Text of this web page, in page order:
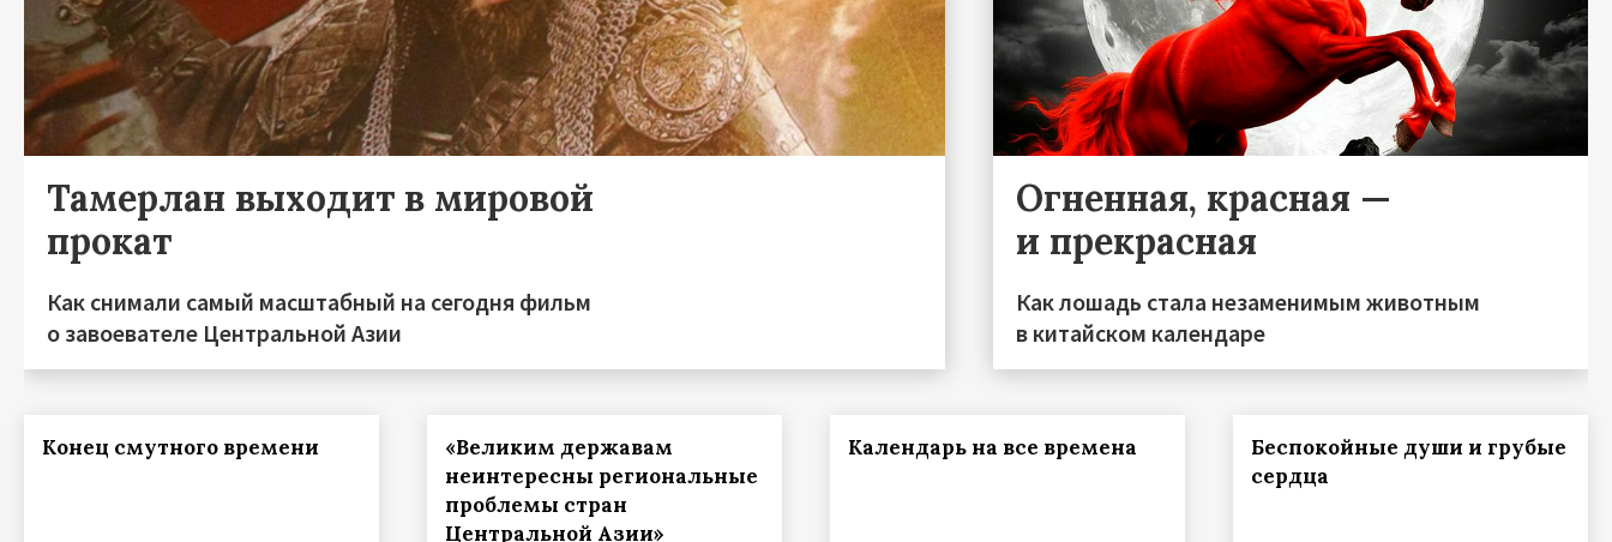
Тамерлан выходит в мировой
прокат
Как снимали самый масштабный на сегодня фильм
о завоевателе Центральной Азии
Огненная, красная —
и прекрасная
Как лошадь стала незаменимым животным
в китайском календаре
Конец смутного времени
«Великим державам
неинтересны региональные
проблемы стран
Центральной Азии»
Календарь на все времена
Беспокойные души и грубые
сердца